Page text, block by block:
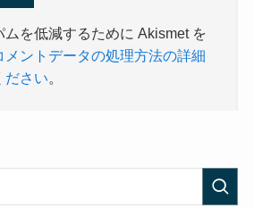
ムを低減するために Akismet を
メントデータの処理方法の詳細
ださい。